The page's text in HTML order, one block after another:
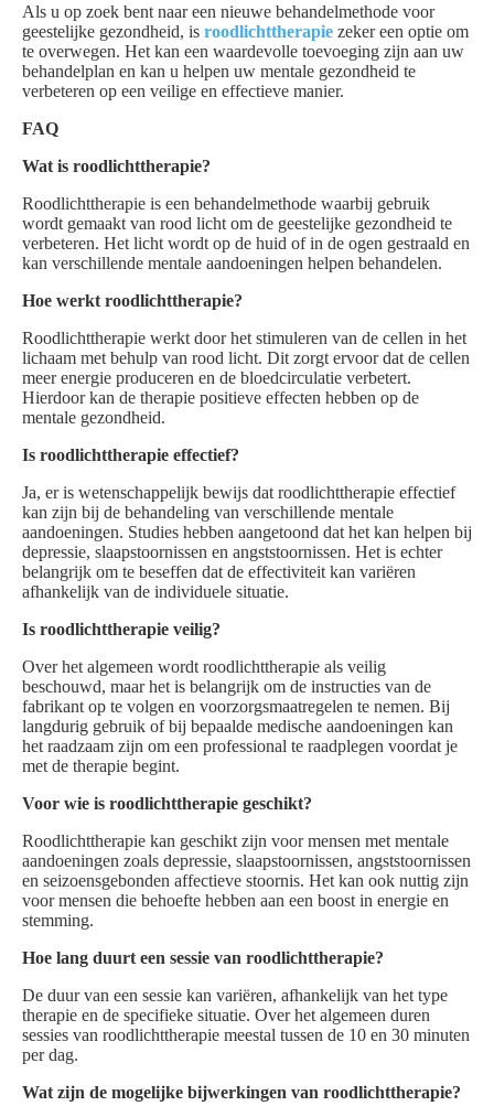
Als u op zoek bent naar een nieuwe behandelmethode voor
geestelijke gezondheid, is roodlichttherapie zeker een optie om
te overwegen. Het kan een waardevolle toevoeging zijn aan uw
behandelplan en kan u helpen uw mentale gezondheid te
verbeteren op een veilige en effectieve manier.
FAQ
Wat is roodlichttherapie?
Roodlichttherapie is een behandelmethode waarbij gebruik
wordt gemaakt van rood licht om de geestelijke gezondheid te
verbeteren. Het licht wordt op de huid of in de ogen gestraald en
kan verschillende mentale aandoeningen helpen behandelen.
Hoe werkt roodlichttherapie?
Roodlichttherapie werkt door het stimuleren van de cellen in het
lichaam met behulp van rood licht. Dit zorgt ervoor dat de cellen
meer energie produceren en de bloedcirculatie verbetert.
Hierdoor kan de therapie positieve effecten hebben op de
mentale gezondheid.
Is roodlichttherapie effectief?
Ja, er is wetenschappelijk bewijs dat roodlichttherapie effectief
kan zijn bij de behandeling van verschillende mentale
aandoeningen. Studies hebben aangetoond dat het kan helpen bij
depressie, slaapstoornissen en angststoornissen. Het is echter
belangrijk om te beseffen dat de effectiviteit kan variëren
afhankelijk van de individuele situatie.
Is roodlichttherapie veilig?
Over het algemeen wordt roodlichttherapie als veilig
beschouwd, maar het is belangrijk om de instructies van de
fabrikant op te volgen en voorzorgsmaatregelen te nemen. Bij
langdurig gebruik of bij bepaalde medische aandoeningen kan
het raadzaam zijn om een professional te raadplegen voordat je
met de therapie begint.
Voor wie is roodlichttherapie geschikt?
Roodlichttherapie kan geschikt zijn voor mensen met mentale
aandoeningen zoals depressie, slaapstoornissen, angststoornissen
en seizoensgebonden affectieve stoornis. Het kan ook nuttig zijn
voor mensen die behoefte hebben aan een boost in energie en
stemming.
Hoe lang duurt een sessie van roodlichttherapie?
De duur van een sessie kan variëren, afhankelijk van het type
therapie en de specifieke situatie. Over het algemeen duren
sessies van roodlichttherapie meestal tussen de 10 en 30 minuten
per dag.
Wat zijn de mogelijke bijwerkingen van roodlichttherapie?